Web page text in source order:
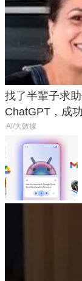
找了半輩子求
ChatGPT，成
AI/大數據